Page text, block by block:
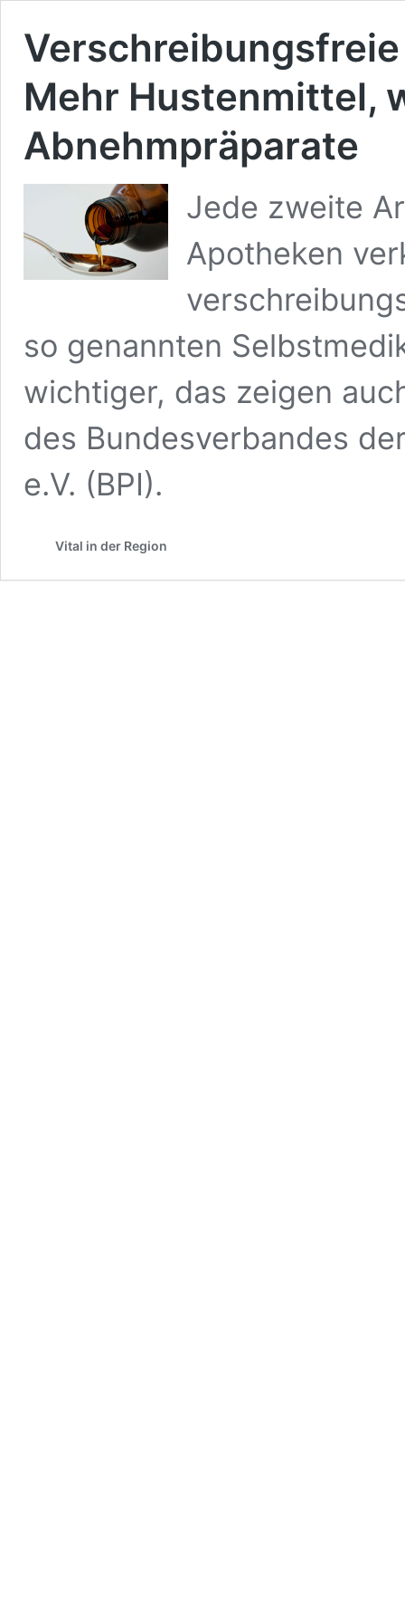
Mehr Hustenmittel,
Abnehmpräparate
Jede zweite
Apotheken
so genannten
wichtiger, das zeigen
des Bundesverbandes
e.V. (BPI).
Vital in der Region